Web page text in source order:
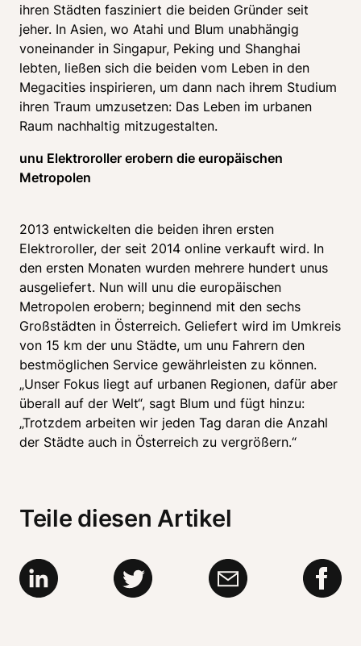
ihren Städten fasziniert die beiden Gründer seit
jeher. In Asien, wo Atahi und Blum unabhängig
voneinander in Singapur, Peking und Shanghai
lebten, ließen sich die beiden vom Leben in den
Megacities inspirieren, um dann nach ihrem Studium
ihren Traum umzusetzen: Das Leben im urbanen
unu Elektroroller erobern die europäischen
Metropolen
2013 entwickelten die beiden ihren ersten
Elektroroller, der seit 2014 online verkauft wird. In
den ersten Monaten wurden mehrere hundert unus
ausgeliefert. Nun will unu die europäischen
Metropolen erobern; beginnend mit den sechs
Großstädten in Österreich. Geliefert wird im Umkreis
von 15 km der unu Städte, um unu Fahrern den
bestmöglichen Service gewährleisten zu können.
„Unser Fokus liegt auf urbanen Regionen, dafür aber
überall auf der Welt“, sagt Blum und fügt hinzu:
„Trotzdem arbeiten wir jeden Tag daran die Anzahl
der Städte auch in Österreich zu vergrößern.“
Teile diesen Artikel